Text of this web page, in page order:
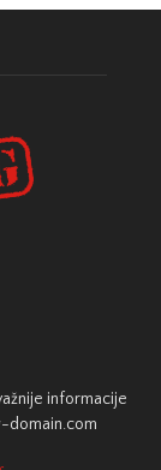
informacije
domain.com